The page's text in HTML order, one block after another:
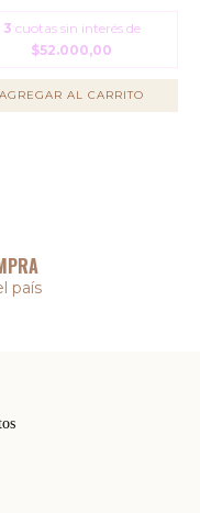
3 cuotas sin interés de
$52.000,00
AGREGAR AL CARRITO
país